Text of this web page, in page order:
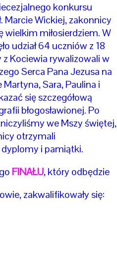
konkursu
Marcie Wickiej, zakonnicy
wielkim miłosierdziem. W
udział 64 uczniów z 18
z Kociewia rywalizowali w
Serca Pana Jezusa na
Sara, Paulina i
się szczegółową
błogosławionej. Po
we Mszy świętej,
otrzymali
i pamiątki.
FINAŁU, który odbędzie
zakwalifikowały się: